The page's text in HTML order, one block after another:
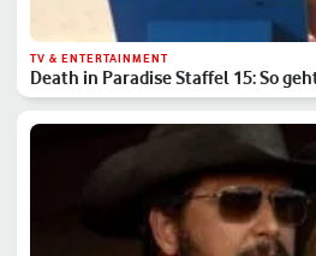
TV & ENTERTAINMENT
Death in Paradise Staffel 15: So